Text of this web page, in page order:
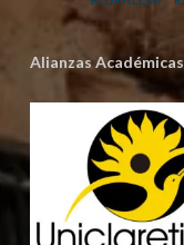
Alianzas Académicas